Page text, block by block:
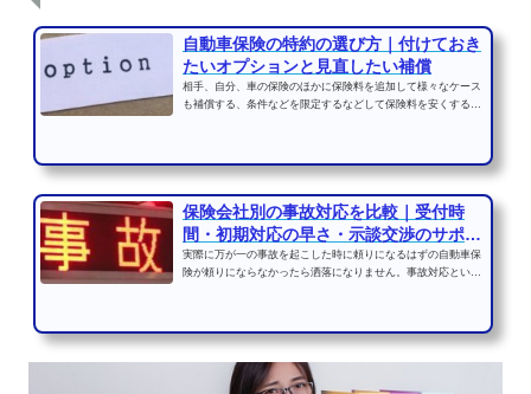
自動車保険の特約の選び方｜付けておき
たいオプションと見直したい補償
相手、自分、車の保険のほかに保険料を追加して様々なケース
も補償する、条件などを限定するなどして保険料を安くする自
保険会社別の事故対応を比較｜受付時
間・初期対応の早さ・示談交渉のサポー
ト体制
実際に万が一の事故を起こした時に頼りになるはずの自動車保
険が頼りにならなかったら洒落になりません。事故対応という